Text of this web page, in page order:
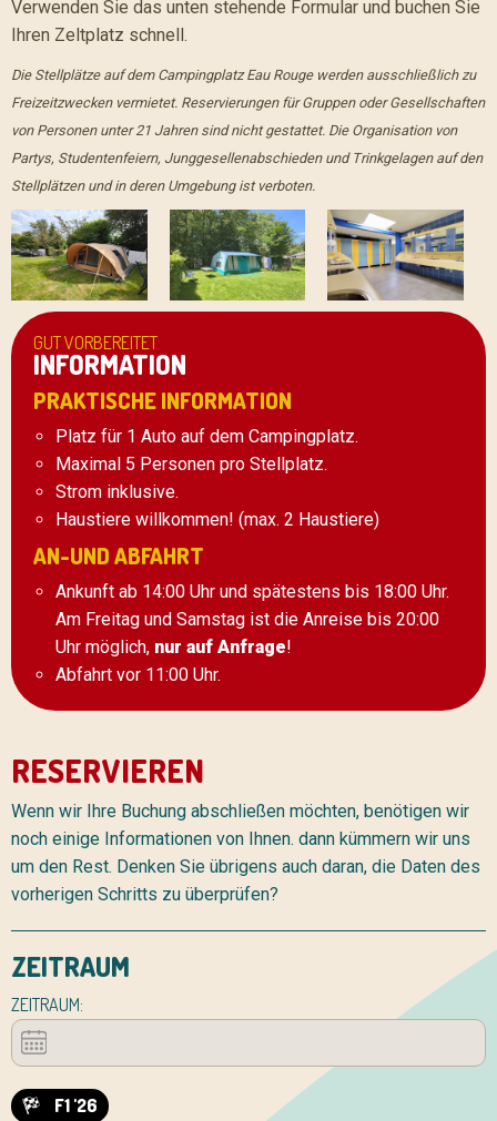
Verwenden Sie das unten stehende Formular und buchen Sie
Ihren Zeltplatz schnell.
Die Stellplätze auf dem Campingplatz Eau Rouge werden ausschließlich zu
Freizeitzwecken vermietet. Reservierungen für Gruppen oder Gesellschaften
von Personen unter 21 Jahren sind nicht gestattet. Die Organisation von
Partys, Studentenfeiern, Junggesellenabschieden und Trinkgelagen auf den
Stellplätzen und in deren Umgebung ist verboten.
GUT VORBEREITET
INFORMATION
PRAKTISCHE INFORMATION
Platz für 1 Auto auf dem Campingplatz.
Maximal 5 Personen pro Stellplatz.
Strom inklusive.
Haustiere willkommen! (max. 2 Haustiere)
AN-UND ABFAHRT
Ankunft ab 14:00 Uhr und spätestens bis 18:00 Uhr.
Am Freitag und Samstag ist die Anreise bis 20:00
Uhr möglich, nur auf Anfrage!
Abfahrt vor 11:00 Uhr.
RESERVIEREN
Wenn wir Ihre Buchung abschließen möchten, benötigen wir
noch einige Informationen von Ihnen. dann kümmern wir uns
um den Rest. Denken Sie übrigens auch daran, die Daten des
vorherigen Schritts zu überprüfen?
ZEITRAUM
ZEITRAUM:
F1 '26